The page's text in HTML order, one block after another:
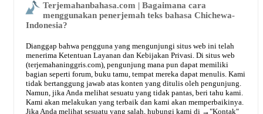
Terjemahanbahasa.com | Bagaimana cara
menggunakan penerjemah teks bahasa Chichewa-
Indonesia?
Dianggap bahwa pengguna yang mengunjungi situs web ini telah
menerima Ketentuan Layanan dan Kebijakan Privasi. Di situs web
(terjemahaninggris.com), pengunjung mana pun dapat memiliki
bagian seperti forum, buku tamu, tempat mereka dapat menulis. Kami
tidak bertanggung jawab atas konten yang ditulis oleh pengunjung.
Namun, jika Anda melihat sesuatu yang tidak pantas, beri tahu kami.
Kami akan melakukan yang terbaik dan kami akan memperbaikinya.
Jika Anda melihat sesuatu yang salah, hubungi kami di →"Kontak"